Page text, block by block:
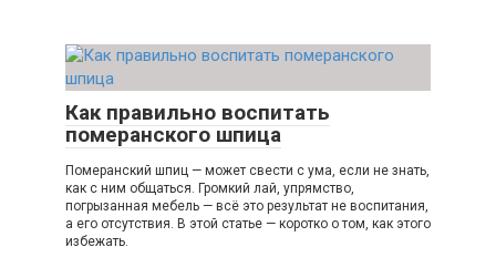
Как правильно воспитать
померанского шпица
Померанский шпиц — может свести с ума, если не знать,
как с ним общаться. Громкий лай, упрямство,
погрызанная мебель — всё это результат не воспитания,
а его отсутствия. В этой статье — коротко о том, как этого
избежать.